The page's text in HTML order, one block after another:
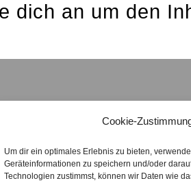
Cookie-
Um dir ein optimales Erlebnis zu bieten,
Geräteinformationen zu speichern und/oder
Technologien zustimmst, können wir Daten wie
dich an um den